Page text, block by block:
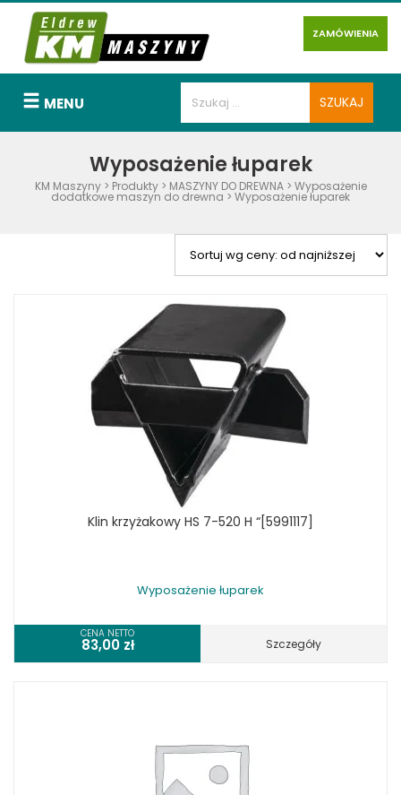
ZAMÓWIENIA
MENU
Wyposażenie łuparek
KM Maszyny> Produkty> MASZYNY DO DREWNA> Wyposażenie
dodatkowe maszyn do drewna > Wyposażenie łuparek
Klin krzyżakowy HS 7-520 H “[5991117]
Wyposażenie łuparek
CENA NETTO
83,00 zł Szczegóły